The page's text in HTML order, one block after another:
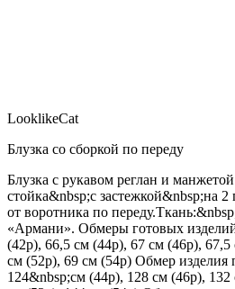
LooklikeCat
Блузка со сборкой по переду
Блузка с рукавом реглан и
стойка&nbsp;с застежкой&nbsp;на
от воротника по
«Армани». Обмеры готовых
(42р), 66,5 см (44р), 67 см (46р),
см (52р), 69 см (54р) Обмер изделия
124&nbsp;см (44р), 128 см (46р),